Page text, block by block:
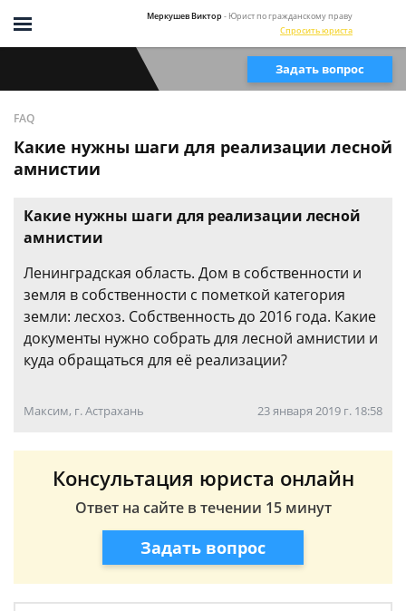
Меркушев Виктор- Юрист по гражданскому праву
Спросить юриста
Задать вопрос
FAQ
Какие нужны шаги для реализации лесной
амнистии
Какие нужны шаги для реализации лесной
амнистии
Ленинградская область. Дом в собственности и
земля в собственности с пометкой категория
земли: лесхоз. Собственность до 2016 года. Какие
документы нужно собрать для лесной амнистии и
куда обращаться для её реализации?
Максим, г. Астрахань 23 января 2019 г. 18:58
Консультация юриста онлайн
Ответ на сайте в течении 15 минут
Задать вопрос